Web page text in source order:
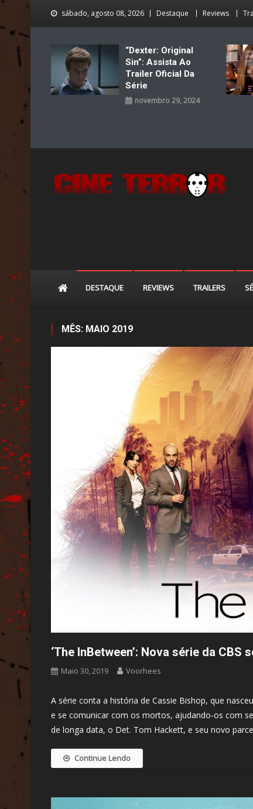
sábado, agosto 08, 2026 Destaque Reviews
“Dexter: Original
Sin”: Assista Ao
Trailer Oficial Da
Série
novembro 29, 2024
DESTAQUE REVIEWS TRAILERS
MÊS: MAIO 2019
‘The InBetween’: Nova série da
Maio 30, 2019 Voorhees
A série conta a história de Cassie Bishop, que
e se comunicar com os mortos, ajudando-os com
de longa data, o Det. Tom Hackett, e seu novo
Continue Lendo